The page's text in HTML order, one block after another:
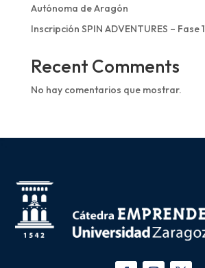
Autónoma de Aragón
Inscripción SPIN ADVENTURES – Fase 1
Recent Comments
No hay comentarios que mostrar.